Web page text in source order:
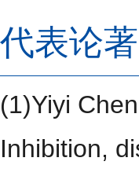
代表论著
(1)Yiyi
Inhibition,